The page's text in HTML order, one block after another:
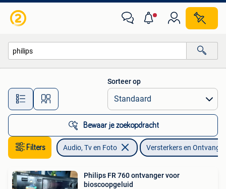
Alle afstanden…
Sorteer op
Bewaar je zoekopdracht
Filters Audio, Tv en Foto Versterkers en
Philips FR 760 ontvanger voor
bioscoopgeluid